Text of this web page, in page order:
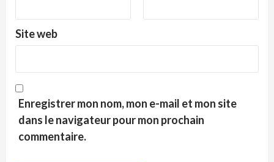
Site web
Enregistrer mon nom, mon e-mail et mon site
dans le navigateur pour mon prochain
commentaire.